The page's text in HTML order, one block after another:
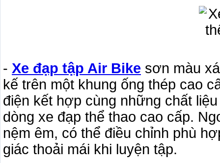
- Xe đạp tập Air Bike sơn màu
kế trên một khung ống thép cao
điện kết hợp cùng những chất
dòng xe đạp thể thao cao cấp.
nệm êm, có thể điều chỉnh phù
giác thoải mái khi luyện tập.